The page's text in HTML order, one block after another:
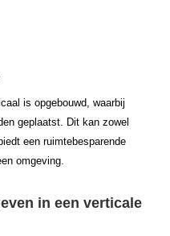
is opgebouwd, waarbij
geplaatst. Dit kan zowel
een ruimtebesparende
omgeving.
in een verticale